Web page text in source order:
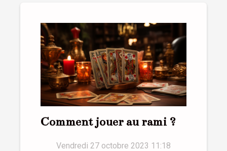
Comment jouer au rami ?
Vendredi 27 octobre 2023 11:18